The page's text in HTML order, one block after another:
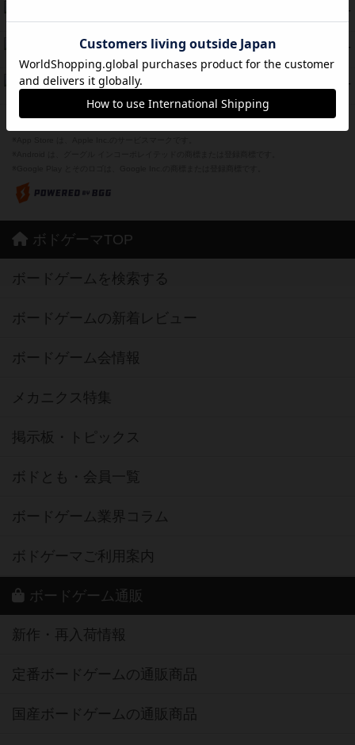
PT
紹介文なし 1件の投稿
PT
ザ・フラッフィー・ライト
39 PT
ふたつの城の物語
ボドゲーマTOP
ボードゲームを検索する
ボードゲームの新着レビュー
ボードゲーム会情報
メカニクス特集
掲示板・トピックス
ボドとも・会員一覧
ボードゲーム業界コラム
ボドゲーマご利用案内
ボードゲーム通販
新作・再入荷情報
定番ボードゲームの通販商品
国産ボードゲームの通販商品